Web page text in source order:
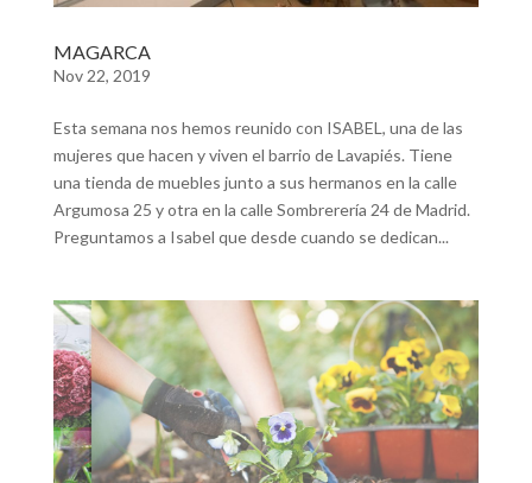
MAGARCA
Nov 22, 2019
Esta semana nos hemos reunido con ISABEL, una de las
mujeres que hacen y viven el barrio de Lavapiés. Tiene
una tienda de muebles junto a sus hermanos en la calle
Argumosa 25 y otra en la calle Sombrerería 24 de Madrid.
Preguntamos a Isabel que desde cuando se dedican...